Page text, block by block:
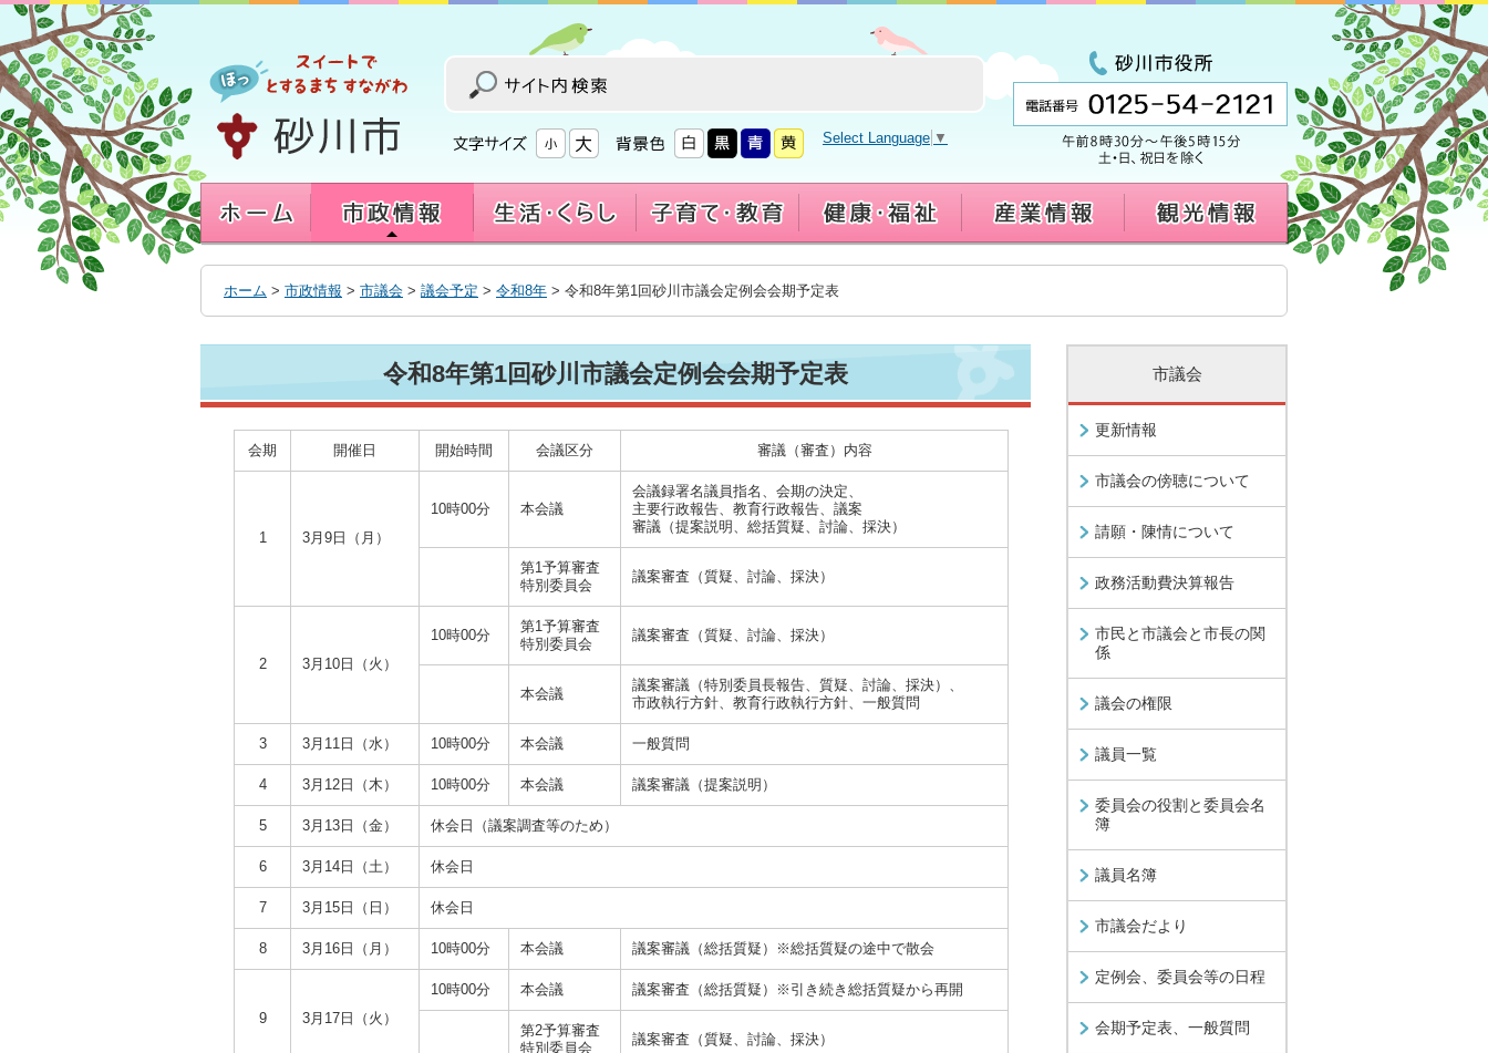
へ
移
動
す
る
Select Language ▼
ホーム > 市政情報 > 市議会 > 議会予定 > 令和8年 > 令和8年第1回砂川市議会定例会会期予定表
令和8年第1回砂川市議会定例会会期予定表
会期 開催日 開始時間 会議区分 審議（審査）内容
1 3月9日（月）
10時00分 本会議
会議録署名議員指名、会期の決定、
主要行政報告、教育行政報告、議案
審議（提案説明、総括質疑、討論、採決）
第1予算審査
特別委員会
議案審査（質疑、討論、採決）
2 3月10日（火）
10時00分
第1予算審査
特別委員会
議案審査（質疑、討論、採決）
本会議
議案審議（特別委員長報告、質疑、討論、採決）、
市政執行方針、教育行政執行方針、一般質問
3 3月11日（水） 10時00分 本会議 一般質問
4 3月12日（木） 10時00分 本会議 議案審議（提案説明）
5 3月13日（金） 休会日（議案調査等のため）
6 3月14日（土） 休会日
7 3月15日（日） 休会日
8 3月16日（月） 10時00分 本会議 議案審議（総括質疑）※総括質疑の途中で散会
9 3月17日（火）
10時00分 本会議 議案審査（総括質疑）※引き続き総括質疑から再開
第2予算審査
特別委員会
議案審査（質疑、討論、採決）
市議会
更新情報
市議会の傍聴について
請願・陳情について
政務活動費決算報告
市民と市議会と市長の関
係
議会の権限
議員一覧
委員会の役割と委員会名
簿
議員名簿
市議会だより
定例会、委員会等の日程
会期予定表、一般質問